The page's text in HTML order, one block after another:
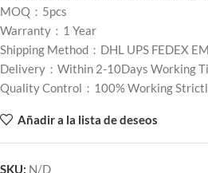
MOQ：5pcs
Warranty：1 Year
Shipping Method：DHL UPS FEDEX
Delivery：Within 2-10Days Working
Quality Control：100% Working
Añadir a la lista de deseos
SKU: N/D